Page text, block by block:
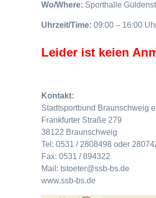
Wo/Where: Sporthalle
Uhrzeit/Time:09:00 – 16:00
Leider ist keien
Kontakt:
Stadtsportbund Braunschweig
Frankfurter Straße 279
38122 Braunschweig
Tel: 0531 / 2808498 oder
Fax: 0531 / 894322
Mail: tstoeter@ssb-bs.de
www.ssb-bs.de